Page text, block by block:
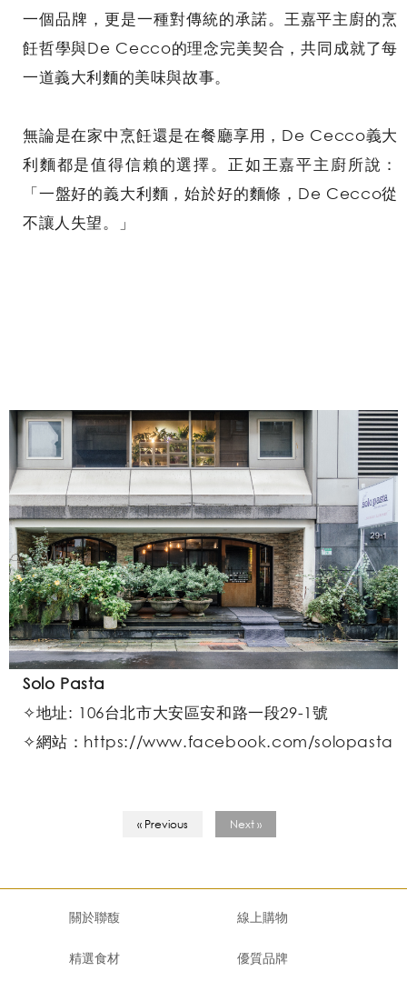
一個品牌，更是一種對傳統的承諾。王嘉平主廚的烹
飪哲學與De Cecco的理念完美契合，共同成就了每
一道義大利麵的美味與故事。
無論是在家中烹飪還是在餐廳享用，De Cecco義大
利麵都是值得信賴的選擇。正如王嘉平主廚所說：
「一盤好的義大利麵，始於好的麵條，De Cecco從
不讓人失望。」
Solo Pasta
✧地址: 106台北市大安區安和路一段29-1號
✧網站：https://www.facebook.com/solopasta
« Previous Next »
關於聯馥 線上購物
精選食材 優質品牌